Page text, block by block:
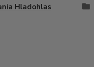
Hladohlas